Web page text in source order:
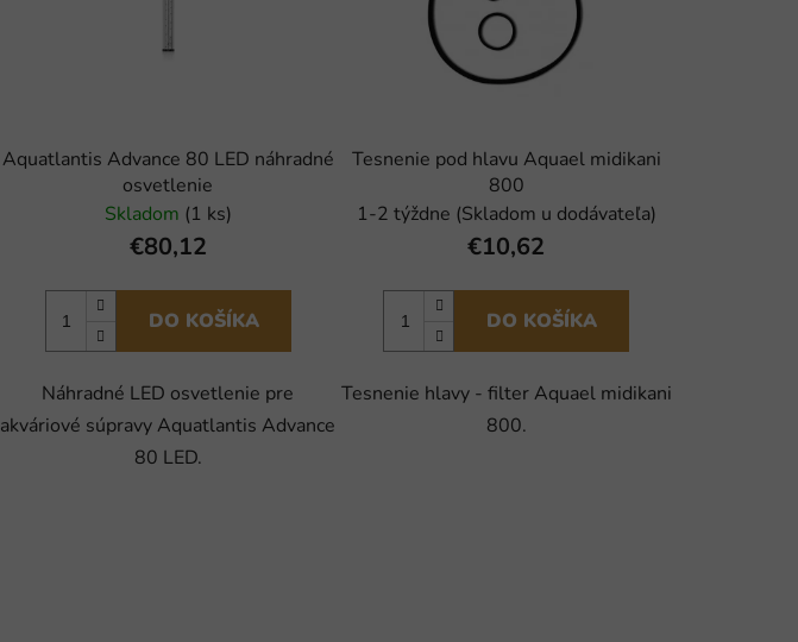
Aquatlantis Advance 80 LED náhradné
osvetlenie
Skladom (1 ks)
€80,12
DO KOŠÍKA
Náhradné LED osvetlenie pre
akváriové súpravy Aquatlantis Advance
80 LED.
Tesnenie pod hlavu Aquael midikani
800
1-2 týždne (Skladom u dodávateľa)
€10,62
DO KOŠÍKA
Tesnenie hlavy - filter Aquael midikani
800.